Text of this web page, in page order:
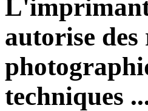
autorise
techniques